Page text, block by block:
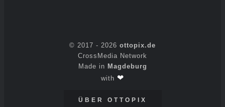
© 2017 - 2026 ottopix.de
CrossMedia Network
Made in Magdeburg
with ❤
ÜBER OTTOPIX